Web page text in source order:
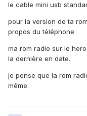
le cable mini usb
pour la version de ta
propos du téléphone
ma rom radio sur le
la dernière en date.
je pense que la rom
même.